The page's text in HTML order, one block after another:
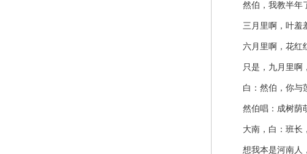
然伯，我教半年了
三月里啊，叶羞羞
六月里啊，花红红
只是，九月里啊，
白：然伯，你与莲
然伯唱：成树荫萌
大南，白：班长，
想我本是河南人，